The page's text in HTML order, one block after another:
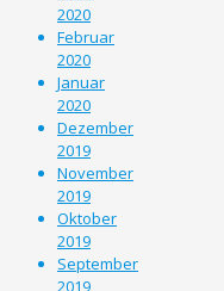
2020
Februar
2020
Januar
2020
Dezember
2019
November
2019
Oktober
2019
September
2019